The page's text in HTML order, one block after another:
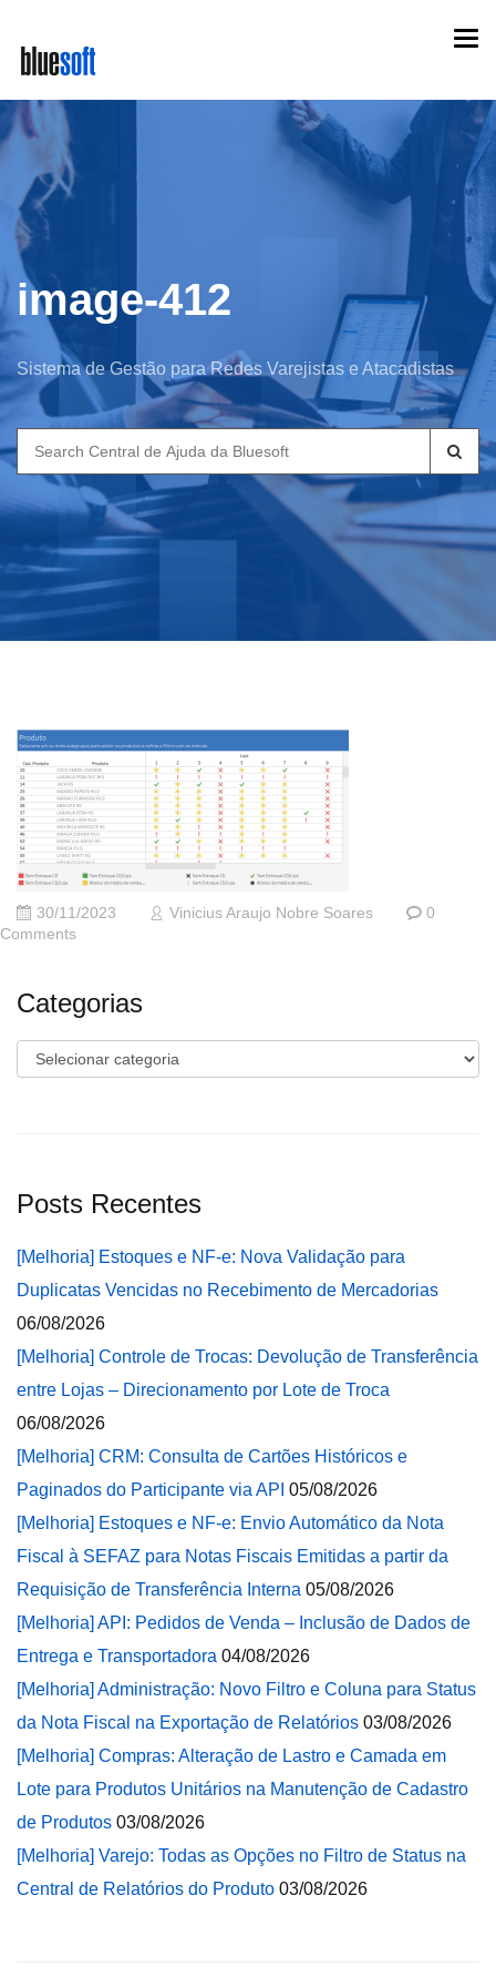
main
content
image-412
Sistema de Gestão para Redes Varejistas e Atacadistas
Search
for:
30/11/2023 Vinicius Araujo Nobre Soares
0
Comments
Categorias
Categorias
Posts Recentes
[Melhoria] Estoques e NF-e: Nova Validação para
Duplicatas Vencidas no Recebimento de Mercadorias
06/08/2026
[Melhoria] Controle de Trocas: Devolução de Transferência
entre Lojas – Direcionamento por Lote de Troca
06/08/2026
[Melhoria] CRM: Consulta de Cartões Históricos e
Paginados do Participante via API 05/08/2026
[Melhoria] Estoques e NF-e: Envio Automático da Nota
Fiscal à SEFAZ para Notas Fiscais Emitidas a partir da
Requisição de Transferência Interna 05/08/2026
[Melhoria] API: Pedidos de Venda – Inclusão de Dados de
Entrega e Transportadora 04/08/2026
[Melhoria] Administração: Novo Filtro e Coluna para Status
da Nota Fiscal na Exportação de Relatórios 03/08/2026
[Melhoria] Compras: Alteração de Lastro e Camada em
Lote para Produtos Unitários na Manutenção de Cadastro
de Produtos 03/08/2026
[Melhoria] Varejo: Todas as Opções no Filtro de Status na
Central de Relatórios do Produto 03/08/2026